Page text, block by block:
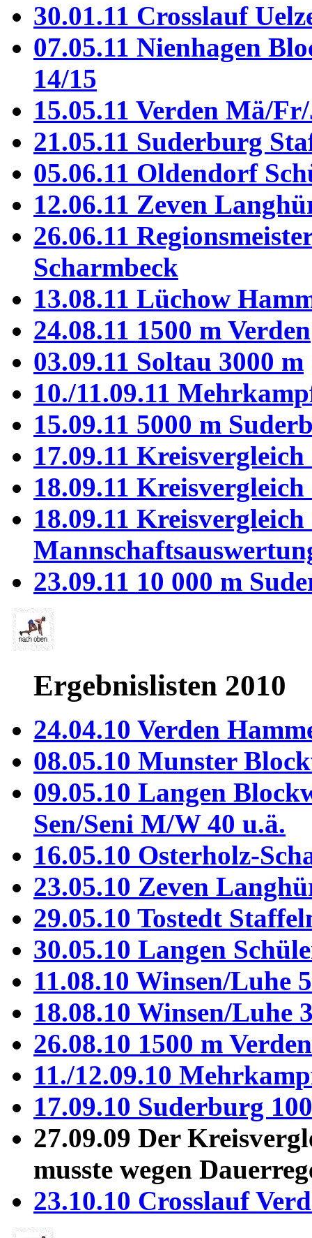
30.01.11 Crosslauf
07.05.11 Nienhagen
14/15
15.05.11 Verden Mä/
21.05.11 Suderburg
05.06.11 Oldendorf
12.06.11 Zeven
26.06.11
Scharmbeck
13.08.11 Lüchow
24.08.11 1500 m Verden
03.09.11 Soltau 3000 m
10./11.09.11
15.09.11 5000 m
17.09.11
18.09.11
18.09.11
23.09.11 10 000 m
Ergebnislisten 2010
24.04.10 Verden
08.05.10 Munster
09.05.10 Langen
Sen/Seni M/W 40 u.ä.
16.05.10 Osterholz-
23.05.10 Zeven
29.05.10 Tostedt
30.05.10 Langen
11.08.10 Winsen/Luhe
18.08.10 Winsen/Luhe
26.08.10 1500 m Verden
11./12.09.10
17.09.10 Suderburg
27.09.09 Der
musste wegen
23.10.10 Crosslauf